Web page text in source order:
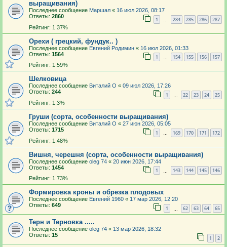
выращивания)
Последнее сообщение Маршал « 16 июл 2026, 08:17
Ответы: 2860 1 … 284 285 286 287
Рейтинг: 1.37%
Орехи ( грецкий, фундук.. )
Последнее сообщение Евгений Родимин « 16 июл 2026, 01:33
Ответы: 1564 1 154 155 156 157
Рейтинг: 1.59%
Шелковица
Последнее сообщение Виталий О « 09 июл 2026, 17:26
Ответы: 244 1 22 23 24 25
Рейтинг: 1.3%
Груши (сорта, особенности выращивания)
Последнее сообщение Виталий О « 27 июн 2026, 05:05
Ответы: 1715 1 … 169 170 171 172
Рейтинг: 1.48%
Вишня, черешня (сорта, особенности выращивания)
Последнее сообщение oleg 74 « 20 июн 2026, 17:44
Ответы: 1454 1 143 144 145 146
Рейтинг: 1.73%
Формировка кроны и обрезка плодовых
Последнее сообщение Евгений 1960 « 17 мар 2026, 12:20
Ответы: 649 1 62 63 64 65
Терн и Терновка .....
Последнее сообщение oleg 74 « 13 мар 2026, 18:32
Ответы: 15 1 2